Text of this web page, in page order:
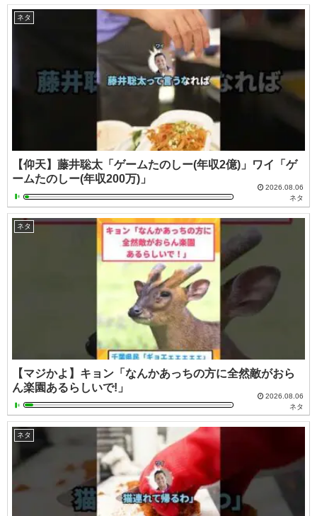
ネタ
【仰天】藤井聡太「ゲームたのしー(年収2億)」ワイ「ゲ
ームたのしー(年収200万)」
2026.08.06
ネタ
ネタ
【マジかよ】キョン「なんかあっちの方に全然敵がおら
ん楽園あるらしいで!」
2026.08.06
ネタ
ネタ